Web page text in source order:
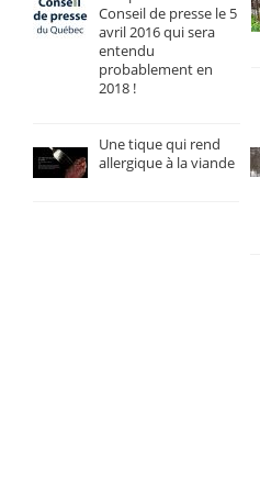
Conseil de presse le 5
avril 2016 qui sera
entendu
probablement en
2018 !
Une tique qui rend
allergique à la viande